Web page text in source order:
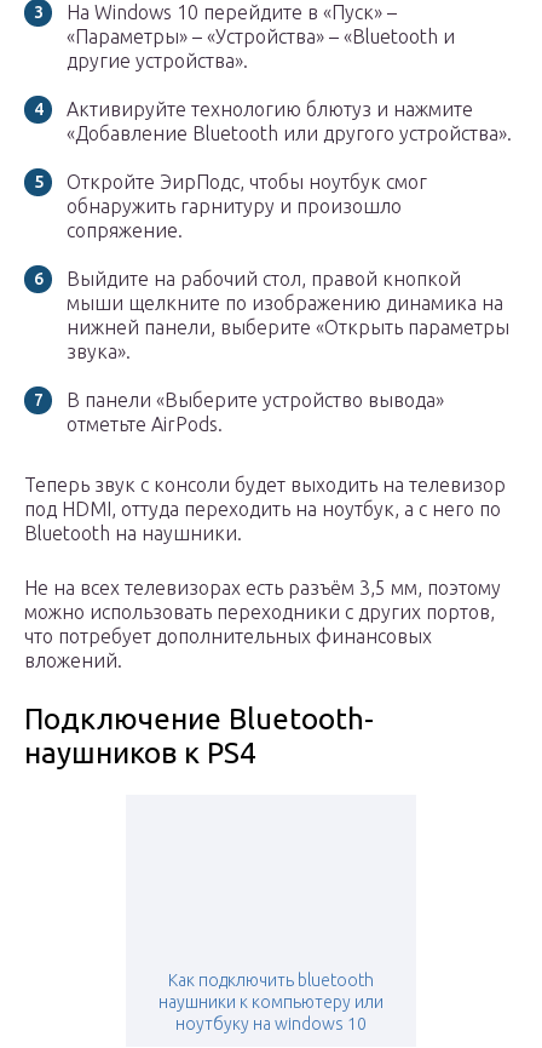
На Windows 10 перейдите в «Пуск» –
«Параметры» – «Устройства» – «Bluetooth и
другие устройства».
Активируйте технологию блютуз и нажмите
«Добавление Bluetooth или другого устройства».
Откройте ЭирПодс, чтобы ноутбук смог
обнаружить гарнитуру и произошло
сопряжение.
Выйдите на рабочий стол, правой кнопкой
мыши щелкните по изображению динамика на
нижней панели, выберите «Открыть параметры
звука».
В панели «Выберите устройство вывода»
отметьте AirPods.
Теперь звук с консоли будет выходить на телевизор
под HDMI, оттуда переходить на ноутбук, а с него по
Bluetooth на наушники.
Не на всех телевизорах есть разъём 3,5 мм, поэтому
можно использовать переходники с других портов,
что потребует дополнительных финансовых
вложений.
Подключение Bluetooth-
наушников к PS4
Как подключить bluetooth
наушники к компьютеру или
ноутбуку на windows 10